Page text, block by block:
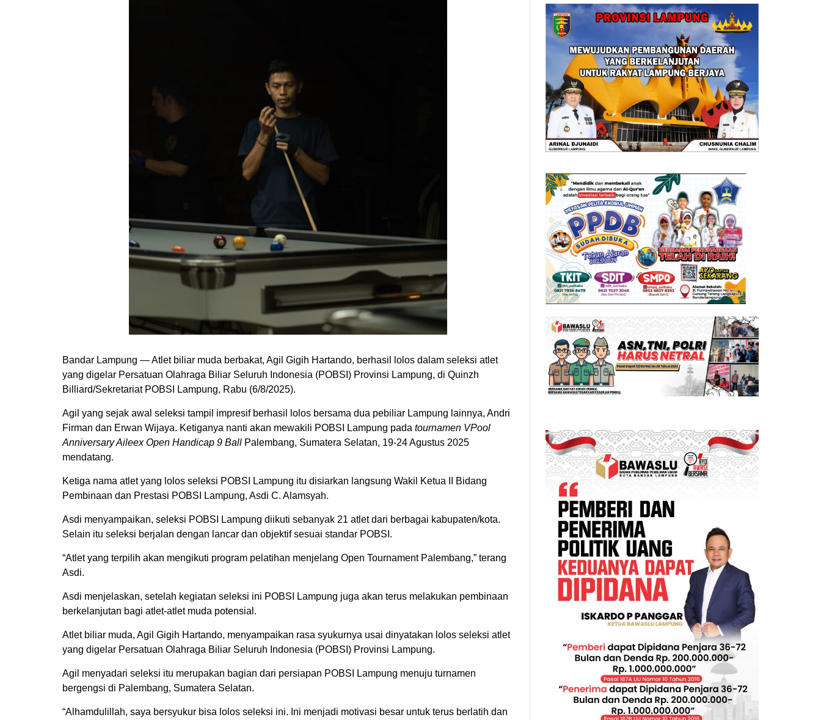
Bandar Lampung — Atlet biliar muda berbakat, Agil Gigih Hartando, berhasil lolos dalam seleksi atlet
yang digelar Persatuan Olahraga Biliar Seluruh Indonesia (POBSI) Provinsi Lampung, di Quinzh
Billiard/Sekretariat POBSI Lampung, Rabu (6/8/2025).
Agil yang sejak awal seleksi tampil impresif berhasil lolos bersama dua pebiliar Lampung lainnya, Andri
Firman dan Erwan Wijaya. Ketiganya nanti akan mewakili POBSI Lampung pada tournamen VPool
Anniversary Aileex Open Handicap 9 Ball Palembang, Sumatera Selatan, 19-24 Agustus 2025
mendatang.
Ketiga nama atlet yang lolos seleksi POBSI Lampung itu disiarkan langsung Wakil Ketua II Bidang
Pembinaan dan Prestasi POBSI Lampung, Asdi C. Alamsyah.
Asdi menyampaikan, seleksi POBSI Lampung diikuti sebanyak 21 atlet dari berbagai kabupaten/kota.
Selain itu seleksi berjalan dengan lancar dan objektif sesuai standar POBSI.
“Atlet yang terpilih akan mengikuti program pelatihan menjelang Open Tournament Palembang,” terang
Asdi.
Asdi menjelaskan, setelah kegiatan seleksi ini POBSI Lampung juga akan terus melakukan pembinaan
berkelanjutan bagi atlet-atlet muda potensial.
Atlet biliar muda, Agil Gigih Hartando, menyampaikan rasa syukurnya usai dinyatakan lolos seleksi atlet
yang digelar Persatuan Olahraga Biliar Seluruh Indonesia (POBSI) Provinsi Lampung.
Agil menyadari seleksi itu merupakan bagian dari persiapan POBSI Lampung menuju turnamen
bergengsi di Palembang, Sumatera Selatan.
“Alhamdulillah, saya bersyukur bisa lolos seleksi ini. Ini menjadi motivasi besar untuk terus berlatih dan